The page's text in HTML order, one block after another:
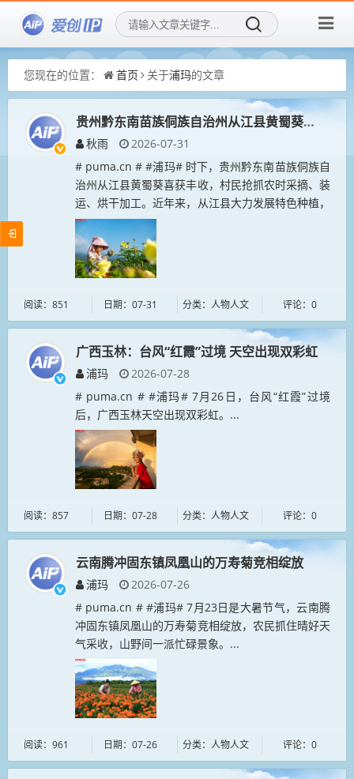
您现在的位置： 首页 关于浦玛的文章
贵州黔东南苗族侗族自治州从江县黄蜀葵喜获丰收
秋雨
2026-07-31
# puma.cn # #浦玛# 时下，贵州黔东南苗族侗族自
治州从江县黄蜀葵喜获丰收，村民抢抓农时采摘、装
运、烘干加工。近年来，从江县大力发展特色种植，
因地制宜种植黄蜀葵，带动村民就业增收，助力乡村
振兴。...
阅读：851 日期：07-31 分类：人物人文 评论：0
广西玉林：台风“红霞”过境 天空出现双彩虹
浦玛
2026-07-28
# puma.cn # #浦玛# 7月26日，台风“红霞”过境
后，广西玉林天空出现双彩虹。...
阅读：857 日期：07-28 分类：人物人文 评论：0
云南腾冲固东镇凤凰山的万寿菊竞相绽放
浦玛
2026-07-26
# puma.cn # #浦玛# 7月23日是大暑节气，云南腾
冲固东镇凤凰山的万寿菊竞相绽放，农民抓住晴好天
气采收，山野间一派忙碌景象。...
阅读：961 日期：07-26 分类：人物人文 评论：0